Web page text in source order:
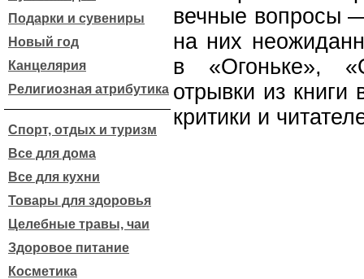
Подарки и сувениры
Новый год
Канцелярия
Религиозная атрибутика
Спорт, отдых и туризм
Все для дома
Все для кухни
Товары для здоровья
Целебные травы, чаи
Здоровое питание
Косметика
вечные вопросы
на них
в «Огоньке»,
отрывки из
критики и